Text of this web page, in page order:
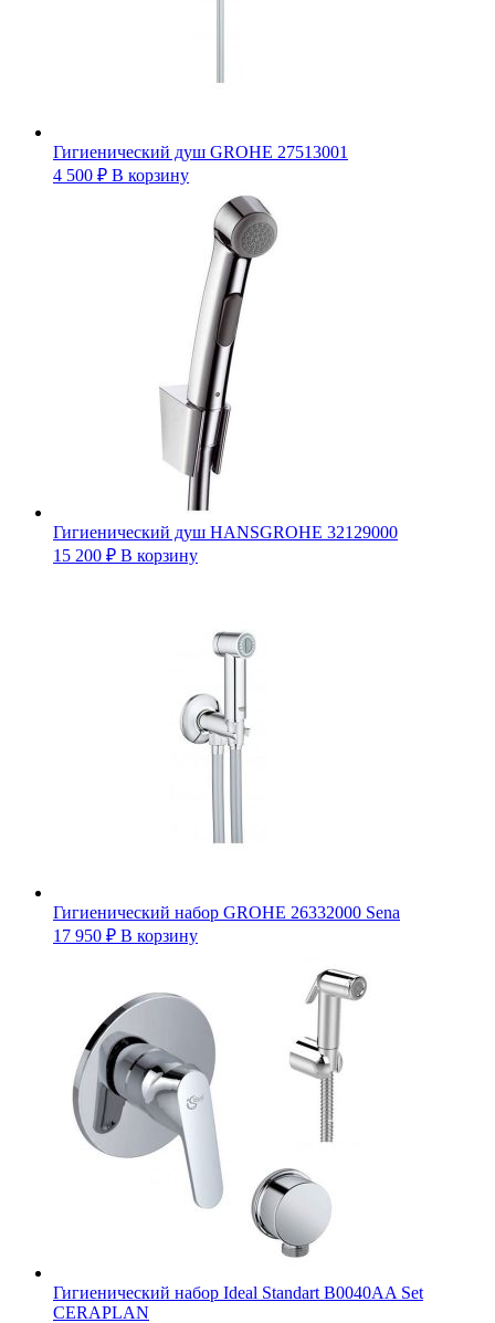
Гигиенический душ GROHE 27513001
4 500 ₽ В корзину
Гигиенический душ HANSGROHE 32129000
15 200 ₽ В корзину
Гигиенический набор GROHE 26332000 Sena
17 950 ₽ В корзину
Гигиенический набор Ideal Standart B0040AA Set
CERAPLAN